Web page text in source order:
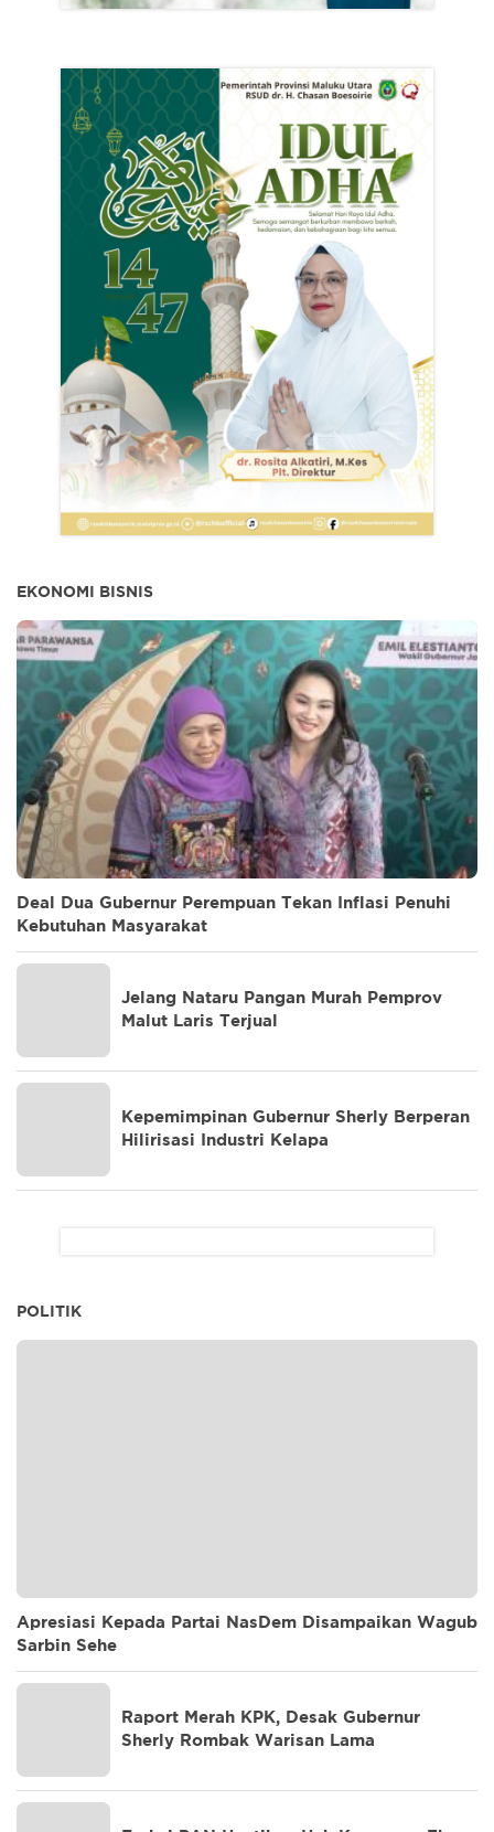
EKONOMI BISNIS
Deal Dua Gubernur Perempuan Tekan Inflasi Penuhi
Kebutuhan Masyarakat
Jelang Nataru Pangan Murah Pemprov
Malut Laris Terjual
Kepemimpinan Gubernur Sherly Berperan
Hilirisasi Industri Kelapa
POLITIK
Apresiasi Kepada Partai NasDem Disampaikan Wagub
Sarbin Sehe
Raport Merah KPK, Desak Gubernur
Sherly Rombak Warisan Lama